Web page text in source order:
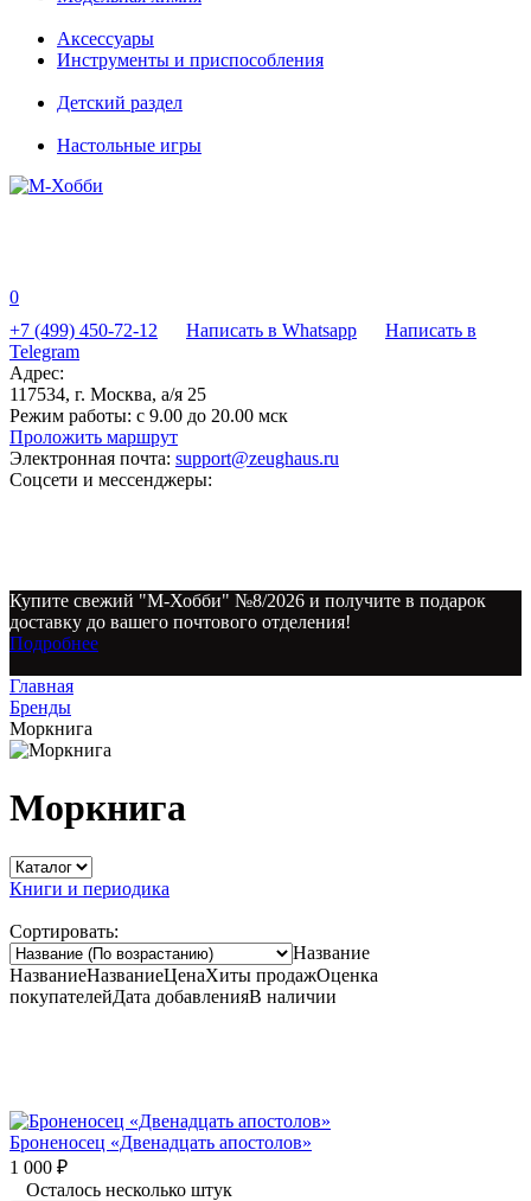
Аксессуары
Инструменты и приспособления
Детский раздел
Настольные игры
0
+7 (499) 450-72-12
Написать в Whatsapp
Написать в
Telegram
Адрес:
117534, г. Москва, а/я 25
Режим работы: с 9.00 до 20.00 мск
Проложить маршрут
Электронная почта: support@zeughaus.ru
Соцсети и мессенджеры:
Купите свежий "М-Хобби" №8/2026 и получите в подарок
доставку до вашего почтового отделения!
Подробнее
Главная
Бренды
Моркнига
Моркнига
Книги и периодика
Сортировать:
Название
НазваниеНазваниеЦенаХиты продажОценка
покупателейДата добавленияВ наличии
Броненосец «Двенадцать апостолов»
1 000 ₽
Осталось несколько штук